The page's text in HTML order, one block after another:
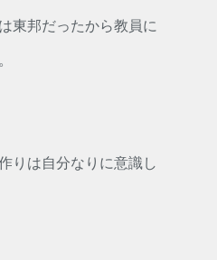
東邦だったから教員に
りは自分なりに意識し